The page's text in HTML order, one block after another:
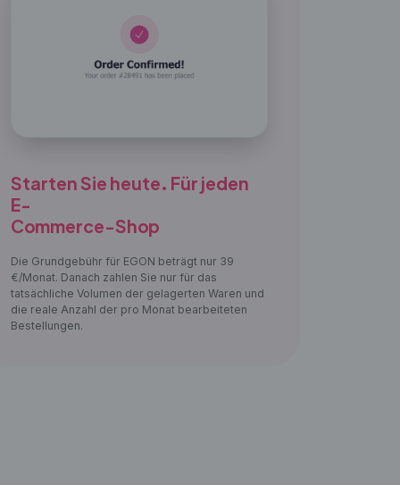
Starten Sie heute. Für jeden
E-
Commerce-Shop
Die Grundgebühr für EGON beträgt nur 39
€/Monat. Danach zahlen Sie nur für das
tatsächliche Volumen der gelagerten Waren und
die reale Anzahl der pro Monat bearbeiteten
Bestellungen.